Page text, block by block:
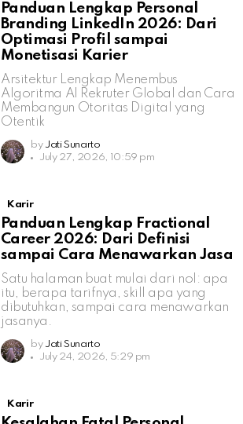
Panduan Lengkap Personal
Branding LinkedIn 2026: Dari
Optimasi Profil sampai
Monetisasi Karier
Arsitektur Lengkap Menembus
Algoritma AI Rekruter Global dan Cara
Membangun Otoritas Digital yang
Otentik
by Jati Sunarto
July 27, 2026, 10:59 pm
Karir
Panduan Lengkap Fractional
Career 2026: Dari Definisi
sampai Cara Menawarkan Jasa
Satu halaman buat mulai dari nol: apa
itu, berapa tarifnya, skill apa yang
dibutuhkan, sampai cara menawarkan
jasanya.
by Jati Sunarto
July 24, 2026, 5:29 pm
Karir